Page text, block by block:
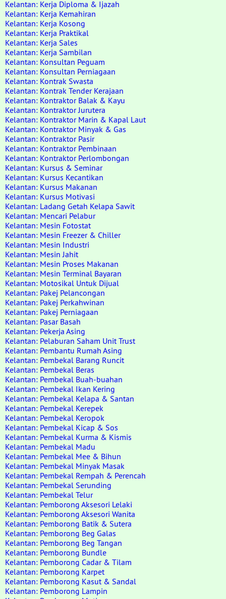
Kelantan: Kerja Diploma & Ijazah
Kelantan: Kerja Kemahiran
Kelantan: Kerja Kosong
Kelantan: Kerja Praktikal
Kelantan: Kerja Sales
Kelantan: Kerja Sambilan
Kelantan: Konsultan Peguam
Kelantan: Konsultan Perniagaan
Kelantan: Kontrak Swasta
Kelantan: Kontrak Tender Kerajaan
Kelantan: Kontraktor Balak & Kayu
Kelantan: Kontraktor Jurutera
Kelantan: Kontraktor Marin & Kapal Laut
Kelantan: Kontraktor Minyak & Gas
Kelantan: Kontraktor Pasir
Kelantan: Kontraktor Pembinaan
Kelantan: Kontraktor Perlombongan
Kelantan: Kursus & Seminar
Kelantan: Kursus Kecantikan
Kelantan: Kursus Makanan
Kelantan: Kursus Motivasi
Kelantan: Ladang Getah Kelapa Sawit
Kelantan: Mencari Pelabur
Kelantan: Mesin Fotostat
Kelantan: Mesin Freezer & Chiller
Kelantan: Mesin Industri
Kelantan: Mesin Jahit
Kelantan: Mesin Proses Makanan
Kelantan: Mesin Terminal Bayaran
Kelantan: Motosikal Untuk Dijual
Kelantan: Pakej Pelancongan
Kelantan: Pakej Perkahwinan
Kelantan: Pakej Perniagaan
Kelantan: Pasar Basah
Kelantan: Pekerja Asing
Kelantan: Pelaburan Saham Unit Trust
Kelantan: Pembantu Rumah Asing
Kelantan: Pembekal Barang Runcit
Kelantan: Pembekal Beras
Kelantan: Pembekal Buah-buahan
Kelantan: Pembekal Ikan Kering
Kelantan: Pembekal Kelapa & Santan
Kelantan: Pembekal Kerepek
Kelantan: Pembekal Keropok
Kelantan: Pembekal Kicap & Sos
Kelantan: Pembekal Kurma & Kismis
Kelantan: Pembekal Madu
Kelantan: Pembekal Mee & Bihun
Kelantan: Pembekal Minyak Masak
Kelantan: Pembekal Rempah & Perencah
Kelantan: Pembekal Serunding
Kelantan: Pembekal Telur
Kelantan: Pemborong Aksesori Lelaki
Kelantan: Pemborong Aksesori Wanita
Kelantan: Pemborong Batik & Sutera
Kelantan: Pemborong Beg Galas
Kelantan: Pemborong Beg Tangan
Kelantan: Pemborong Bundle
Kelantan: Pemborong Cadar & Tilam
Kelantan: Pemborong Karpet
Kelantan: Pemborong Kasut & Sandal
Kelantan: Pemborong Lampin